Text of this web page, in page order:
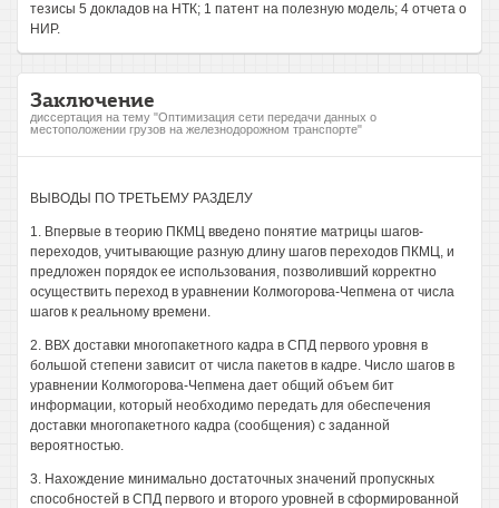
тезисы 5 докладов на НТК; 1 патент на полезную модель; 4 отчета о
НИР.
Заключение
диссертация на тему "Оптимизация сети передачи данных о
местоположении грузов на железнодорожном транспорте"
ВЫВОДЫ ПО ТРЕТЬЕМУ РАЗДЕЛУ
1. Впервые в теорию ПКМЦ введено понятие матрицы шагов-
переходов, учитывающие разную длину шагов переходов ПКМЦ, и
предложен порядок ее использования, позволивший корректно
осуществить переход в уравнении Колмогорова-Чепмена от числа
шагов к реальному времени.
2. ВВХ доставки многопакетного кадра в СПД первого уровня в
большой степени зависит от числа пакетов в кадре. Число шагов в
уравнении Колмогорова-Чепмена дает общий объем бит
информации, который необходимо передать для обеспечения
доставки многопакетного кадра (сообщения) с заданной
вероятностью.
3. Нахождение минимально достаточных значений пропускных
способностей в СПД первого и второго уровней в сформированной